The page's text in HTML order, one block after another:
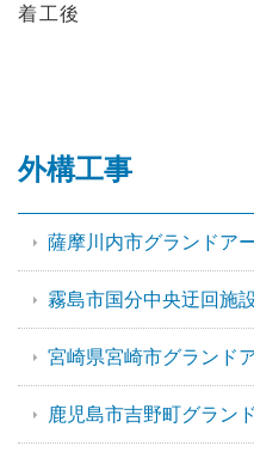
着工後
外構工事
薩摩川内市グランドア
霧島市国分中央迂回施
宮崎県宮崎市グランド
鹿児島市吉野町グラン